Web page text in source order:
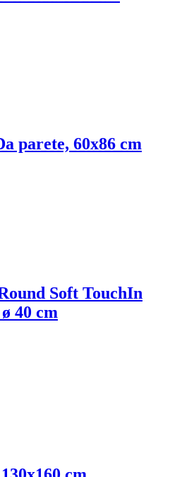
parete, 60x86 cm
Soft TouchIn
40 cm